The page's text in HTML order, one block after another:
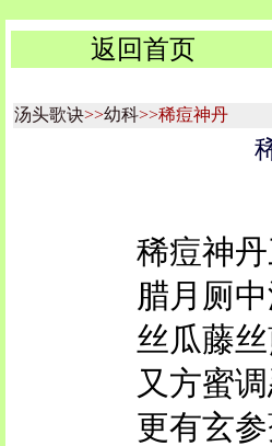
返回首页
汤头歌诀>>幼科>>稀痘神丹
稀痘神
腊月厕
丝瓜藤
又方蜜
更有玄